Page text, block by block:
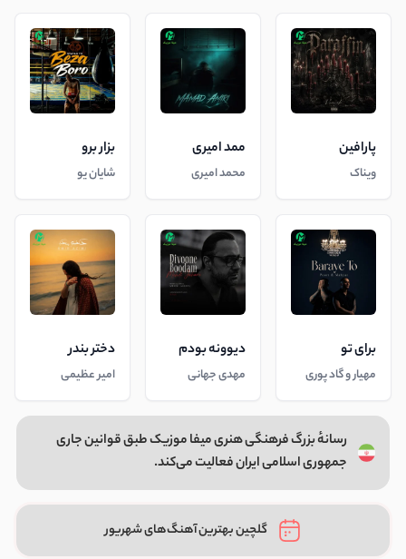
پارافین
ویناک
ممد امیری
محمد امیری
بزار برو
شایان یو
برای تو
مهیار و گاد پوری
دیوونه بودم
مهدی جهانی
دختر بندر
امیر عظیمی
رسانهٔ بزرگ فرهنگی هنری میفا موزیک طبق قوانین جاری
جمهوری اسلامی ایران فعالیت می‌کند.
گلچین بهترین آهنگ‌های شهریور